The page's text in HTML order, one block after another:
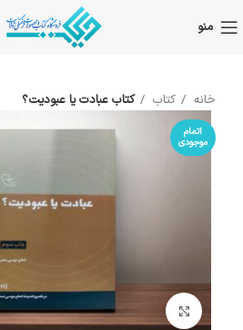
منو
خانه کتاب کتاب عبادت یا عبودیت؟
اتمام
موجودی
بزرگنمایی تصویر